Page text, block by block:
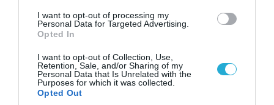
I want to opt-out of processing my
Personal Data for Targeted Advertising.
Opted In
I want to opt-out of Collection, Use,
Retention, Sale, and/or Sharing of my
Personal Data that Is Unrelated with the
Purposes for which it was collected.
Opted Out
06.08.2026 | 14:02
«Επιχείρηση ελεύθερα πεζοδρόμια» στην
Αθήνα: Απομακρύνθηκαν παράνομα